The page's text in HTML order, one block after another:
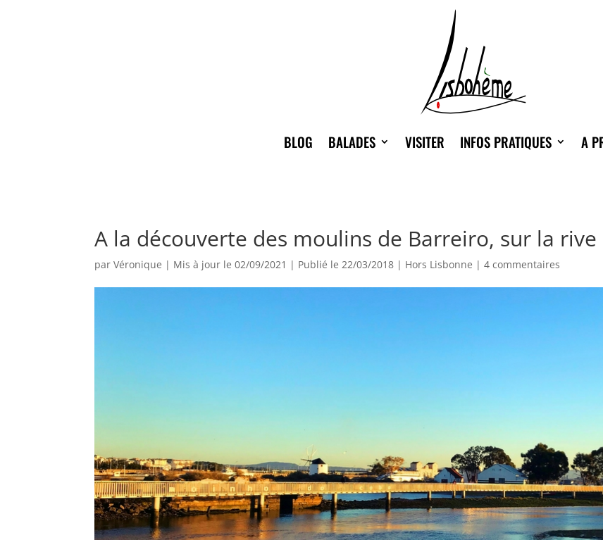
BLOG BALADES VISITER INFOS PRATIQUES A
A la découverte des moulins de Barreiro, sur la rive
parVéronique | Mis à jour le 02/09/2021 | Publié le 22/03/2018 | Hors Lisbonne |4 commentaires